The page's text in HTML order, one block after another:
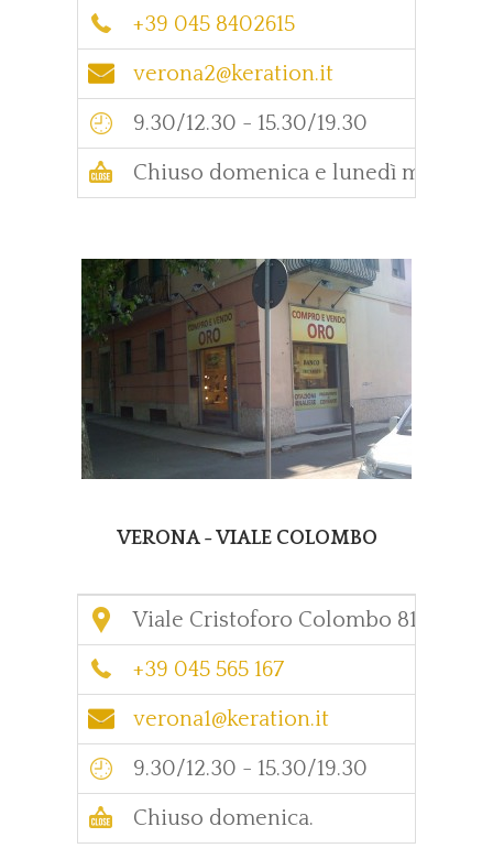
+39 045 8402615
verona2@keration.it
9.30/12.30 - 15.30/19.30
Chiuso domenica e lunedì mattina.
VERONA - VIALE COLOMBO
Viale Cristoforo Colombo 81,
+39 045 565 167
verona1@keration.it
9.30/12.30 - 15.30/19.30
Chiuso domenica.